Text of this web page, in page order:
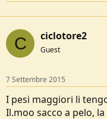
C ciclotore2
Guest
7 Settembre 2015
I pesi maggiori li
Il.moo sacco a pelo,